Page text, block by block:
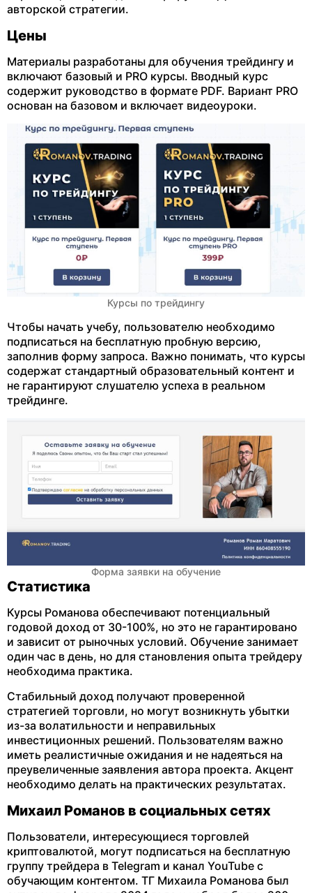
авторской стратегии.
Цены
Материалы разработаны для обучения трейдингу и
включают базовый и PRO курсы. Вводный курс
содержит руководство в формате PDF. Вариант PRO
основан на базовом и включает видеоуроки.
Курсы по трейдингу
Чтобы начать учебу, пользователю необходимо
подписаться на бесплатную пробную версию,
заполнив форму запроса. Важно понимать, что курсы
содержат стандартный образовательный контент и
не гарантируют слушателю успеха в реальном
трейдинге.
Форма заявки на обучение
Статистика
Курсы Романова обеспечивают потенциальный
годовой доход от 30-100%, но это не гарантировано
и зависит от рыночных условий. Обучение занимает
один час в день, но для становления опыта трейдеру
необходима практика.
Стабильный доход получают проверенной
стратегией торговли, но могут возникнуть убытки
из-за волатильности и неправильных
инвестиционных решений. Пользователям важно
иметь реалистичные ожидания и не надеяться на
преувеличенные заявления автора проекта. Акцент
необходимо делать на практических результатах.
Михаил Романов в социальных сетях
Пользователи, интересующиеся торговлей
криптовалютой, могут подписаться на бесплатную
группу трейдера в Telegram и канал YouTube с
обучающим контентом. ТГ Михаила Романова был